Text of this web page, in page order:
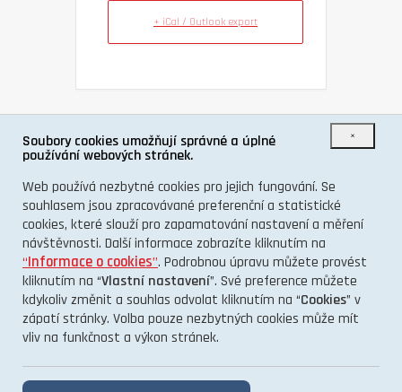
+ iCal / Outlook export
SDÍLET TUTO UDÁLOST
O PROJEKTU
KONTAKT
×
Soubory cookies umožňují správné a úplné
používání webových stránek.
Web používá nezbytné cookies pro jejich fungování. Se
souhlasem jsou zpracovávané preferenční a statistické
cookies, které slouží pro zapamatování nastavení a měření
návštěvnosti. Další informace zobrazíte kliknutím na
“Informace o cookies”. Podrobnou úpravu můžete provést
kliknutím na “Vlastní nastavení”. Své preference můžete
kdykoliv změnit a souhlas odvolat kliknutím na “Cookies” v
zápatí stránky. Volba pouze nezbytných cookies může mít
vliv na funkčnost a výkon stránek.